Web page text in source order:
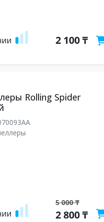
2 100 ₸
Rolling Spider
5 000 ₸
2 800 ₸